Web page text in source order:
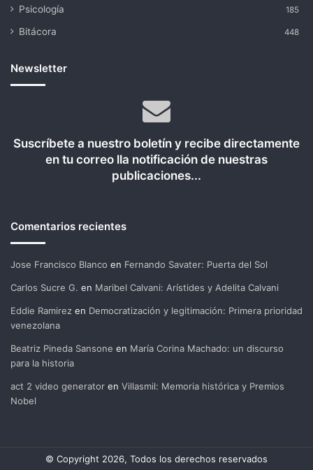
Psicología 185
Bitácora 448
Newsletter
Suscríbete a nuestro boletín y recibe directamente
en tu correo lla notificación de nuestras
publicaciones...
Comentarios recientes
Jose Francisco Blanco en Fernando Savater: Puerta del Sol
Carlos Sucre G. en Maribel Calvani: Arístides y Adelita Calvani
Eddie Ramirez en Democratización y legitimación: Primera prioridad
venezolana
Beatriz Pineda Sansone en María Corina Machado: un discurso
para la historia
act 2 video generator en Villasmil: Memoria histórica y Premios
Nobel
© Copyright 2026, Todos los derechos reservados